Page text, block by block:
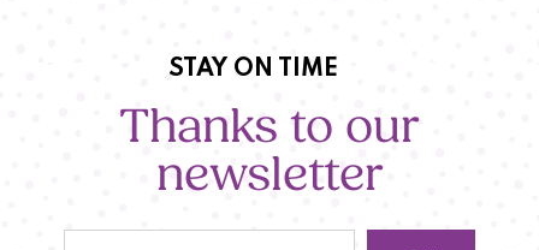
STAY ON TIME
Thanks to our
newsletter